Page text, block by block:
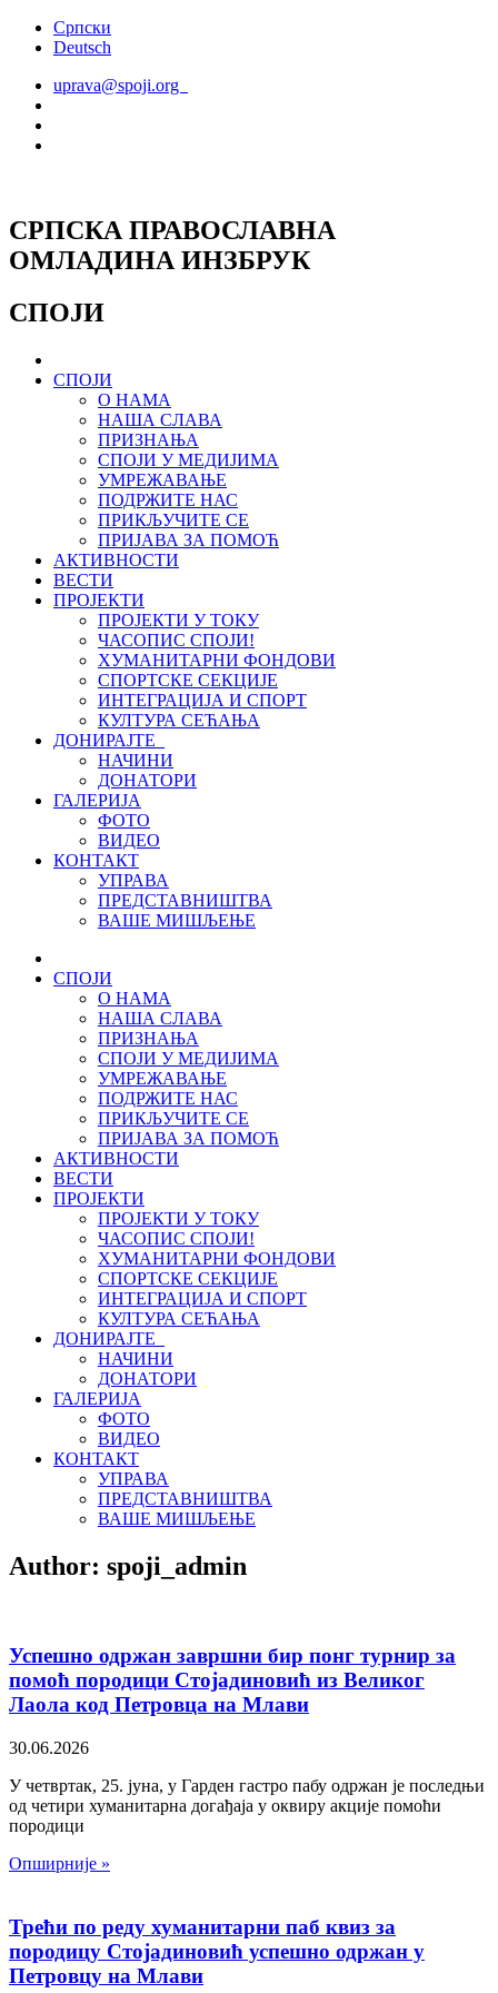
СкочитеСрпски
Deutsch
uprava@spoji.org
СРПСКА ПРАВОСЛАВНА
ОМЛАДИНА ИНЗБРУК
СПОЈИ
СПОЈИ
О НАМА
НАША СЛАВА
ПРИЗНАЊА
СПОЈИ У МЕДИЈИМА
УМРЕЖАВАЊЕ
ПОДРЖИТЕ НАС
ПРИКЉУЧИТЕ СЕ
ПРИЈАВА ЗА ПОМОЋ
АКТИВНОСТИ
ВЕСТИ
ПРОЈЕКТИ
ПРОЈЕКТИ У ТОКУ
ЧАСОПИС СПОЈИ!
ХУМАНИТАРНИ ФОНДОВИ
СПОРТСКЕ СЕКЦИЈЕ
ИНТЕГРАЦИЈА И СПОРТ
КУЛТУРА СЕЋАЊА
ДОНИРАЈТЕ
НАЧИНИ
ДОНАТОРИ
ГАЛЕРИЈА
ФОТО
ВИДЕО
КОНТАКТ
УПРАВА
ПРЕДСТАВНИШТВА
ВАШЕ МИШЉЕЊЕ
СПОЈИ
О НАМА
НАША СЛАВА
ПРИЗНАЊА
СПОЈИ У МЕДИЈИМА
УМРЕЖАВАЊЕ
ПОДРЖИТЕ НАС
ПРИКЉУЧИТЕ СЕ
ПРИЈАВА ЗА ПОМОЋ
АКТИВНОСТИ
ВЕСТИ
ПРОЈЕКТИ
ПРОЈЕКТИ У ТОКУ
ЧАСОПИС СПОЈИ!
ХУМАНИТАРНИ ФОНДОВИ
СПОРТСКЕ СЕКЦИЈЕ
ИНТЕГРАЦИЈА И СПОРТ
КУЛТУРА СЕЋАЊА
ДОНИРАЈТЕ
НАЧИНИ
ДОНАТОРИ
ГАЛЕРИЈА
ФОТО
ВИДЕО
КОНТАКТ
УПРАВА
ПРЕДСТАВНИШТВА
ВАШЕ МИШЉЕЊЕ
Author: spoji_admin
Успешно одржан завршни бир понг турнир за
помоћ породици Стојадиновић из Великог
Лаола код Петровца на Млави
30.06.2026
У четвртак, 25. јуна, у Гарден гастро пабу одржан је последњи
од четири хуманитарна догађаја у оквиру акције помоћи
породици
Опширније »
Трећи по реду хуманитарни паб квиз за
породицу Стојадиновић успешно одржан у
Петровцу на Млави